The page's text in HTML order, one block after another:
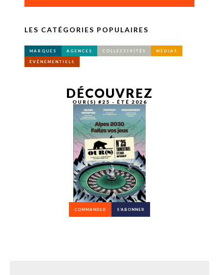
LES CATÉGORIES POPULAIRES
MARQUES AGENCES COLLECTIVITÉS MÉDIAS
ÉVÉNEMENTIELS
DÉCOUVREZ
OUR(S) #25 - ÉTÉ 2026
COMMANDER S’ABONNER